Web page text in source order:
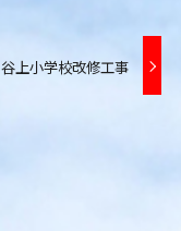
谷上小学校改修工事